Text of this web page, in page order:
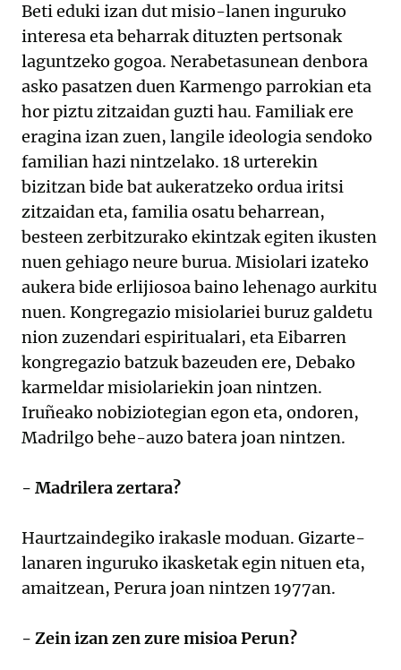
Beti eduki izan dut misio-lanen inguruko
interesa eta beharrak dituzten pertsonak
laguntzeko gogoa. Nerabetasunean denbora
asko pasatzen duen Karmengo parrokian eta
hor piztu zitzaidan guzti hau. Familiak ere
eragina izan zuen, langile ideologia sendoko
familian hazi nintzelako. 18 urterekin
bizitzan bide bat aukeratzeko ordua iritsi
zitzaidan eta, familia osatu beharrean,
besteen zerbitzurako ekintzak egiten ikusten
nuen gehiago neure burua. Misiolari izateko
aukera bide erlijiosoa baino lehenago aurkitu
nuen. Kongregazio misiolariei buruz galdetu
nion zuzendari espiritualari, eta Eibarren
kongregazio batzuk bazeuden ere, Debako
karmeldar misiolariekin joan nintzen.
Iruñeako nobiziotegian egon eta, ondoren,
Madrilgo behe-auzo batera joan nintzen.
- Madrilera zertara?
Haurtzaindegiko irakasle moduan. Gizarte-
lanaren inguruko ikasketak egin nituen eta,
amaitzean, Perura joan nintzen 1977an.
- Zein izan zen zure misioa Perun?